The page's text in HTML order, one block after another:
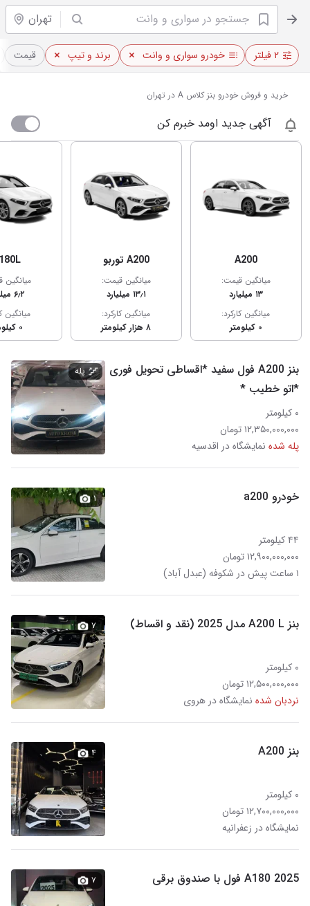
تهران
۲ فیلتر خودرو سواری و وانت برند و تیپ قیمت
خرید و فروش خودرو بنز کلاس A در تهران
آگهی جدید اومد خبرم کن
A200
میانگین قیمت:
۱۳ میلیارد
میانگین کارکرد:
۰ کیلومتر
A200 توربو
میانگین قیمت:
۱۳٫۱ میلیارد
میانگین کارکرد:
۸ هزار کیلومتر
۶٫۲ میلیارد
میانگین
۰ کیلومتر
بنز A200 فول سفید *اقساطی تحویل فوری
*اتو خطیب *
۰ کیلومتر
۱۲,۳۵۰,۰۰۰,۰۰۰ تومان
پله شده نمایشگاه در اقدسیه
پله
خودرو a200
۴۴ کیلومتر
۱۲,۹۰۰,۰۰۰,۰۰۰ تومان
۱ ساعت پیش در شکوفه (عبدل آباد)
۱
بنز A200 L مدل 2025 (نقد و اقساط)
۰ کیلومتر
۱۲,۵۰۰,۰۰۰,۰۰۰ تومان
نردبان شده نمایشگاه در هروی
۷
بنز A200
۰ کیلومتر
۱۲,۷۰۰,۰۰۰,۰۰۰ تومان
نمایشگاه در زعفرانیه
۴
A180 2025 فول با صندوق برقی ۷